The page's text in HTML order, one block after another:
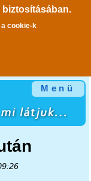
cookie-k
Menü